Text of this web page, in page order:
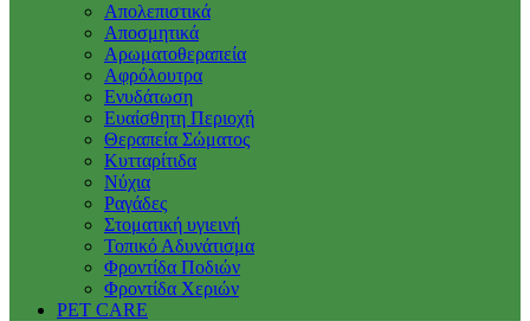
Απολεπιστικά
Αποσμητικά
Αρωματοθεραπεία
Αφρόλουτρα
Ενυδάτωση
Ευαίσθητη Περιοχή
Θεραπεία Σώματος
Κυτταρίτιδα
Νύχια
Ραγάδες
Στοματική υγιεινή
Τοπικό Αδυνάτισμα
Φροντίδα Ποδιών
Φροντίδα Χεριών
PET CARE